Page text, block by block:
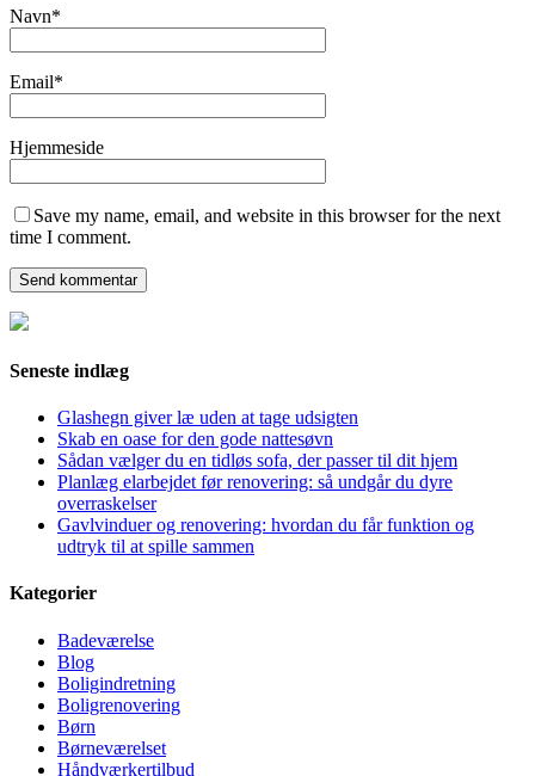
Navn*
Email*
Hjemmeside
Save my name, email, and website in this browser for the next
time I comment.
Seneste indlæg
Glashegn giver læ uden at tage udsigten
Skab en oase for den gode nattesøvn
Sådan vælger du en tidløs sofa, der passer til dit hjem
Planlæg elarbejdet før renovering: så undgår du dyre
overraskelser
Gavlvinduer og renovering: hvordan du får funktion og
udtryk til at spille sammen
Kategorier
Badeværelse
Blog
Boligindretning
Boligrenovering
Børn
Børneværelset
Håndværkertilbud